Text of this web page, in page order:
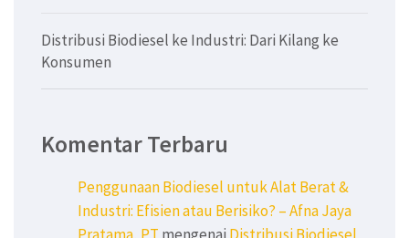
Distribusi Biodiesel ke Industri: Dari Kilang ke
Konsumen
Komentar Terbaru
Penggunaan Biodiesel untuk Alat Berat &
Industri: Efisien atau Berisiko? – Afna Jaya